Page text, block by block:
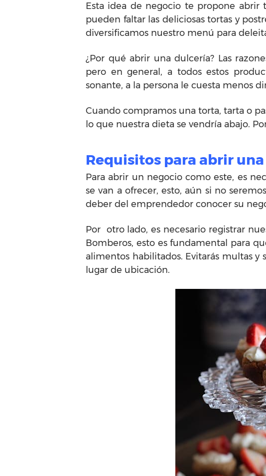
Esta idea de negocio te propone
pueden faltar las deliciosas tortas y
diversificamos nuestro menú para
¿Por qué abrir una dulcería? Las
pero en general, a todos estos
sonante, a la persona le cuesta menos
Cuando compramos una torta, tarta o
lo que nuestra dieta se vendría abajo.
Requisitos para abrir
Para abrir un negocio como este, es
se van a ofrecer, esto, aún si no
deber del emprendedor conocer su
Por otro lado, es necesario registrar
Bomberos, esto es fundamental para
alimentos habilitados. Evitarás multas
lugar de ubicación.